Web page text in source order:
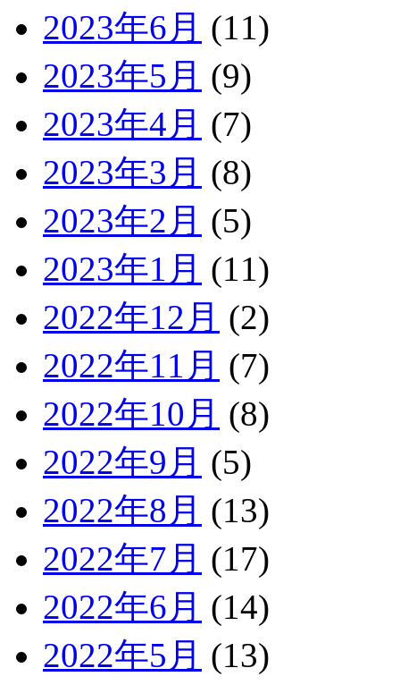
2023年6月 (11)
2023年5月 (9)
2023年4月 (7)
2023年3月 (8)
2023年2月 (5)
2023年1月 (11)
2022年12月 (2)
2022年11月 (7)
2022年10月 (8)
2022年9月 (5)
2022年8月 (13)
2022年7月 (17)
2022年6月 (14)
2022年5月 (13)